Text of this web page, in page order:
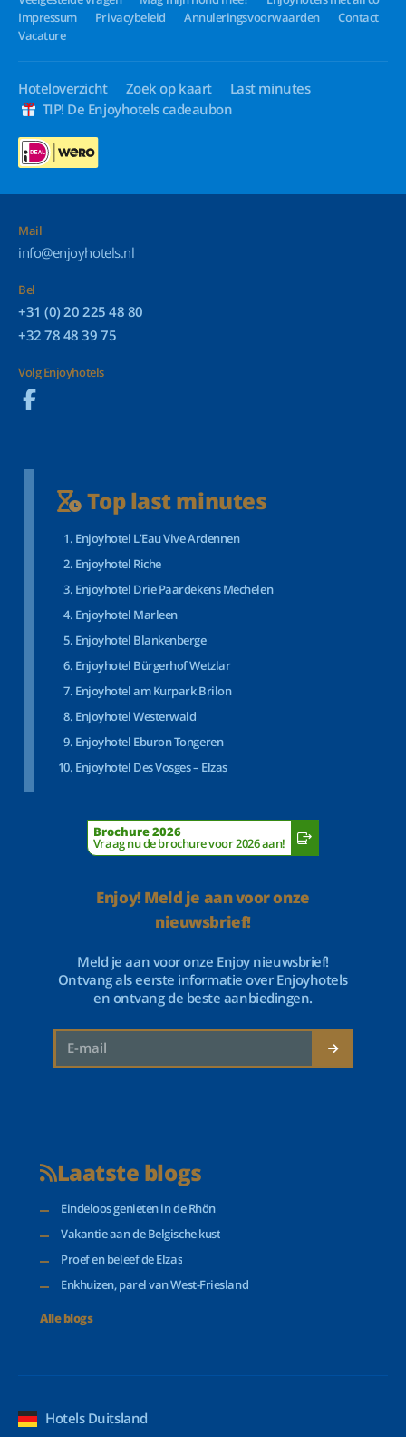
Impressum
Privacybeleid Annuleringsvoorwaarden
Contact
Vacature
Hoteloverzicht Zoek op kaart
Last minutes
TIP! De Enjoyhotels cadeaubon
Mail
info@enjoyhotels.nl
Bel
+31 (0) 20 225 48 80
+32 78 48 39 75
Volg Enjoyhotels
Top last minutes
Enjoyhotel L’Eau Vive Ardennen
Enjoyhotel Riche
Enjoyhotel Drie Paardekens Mechelen
Enjoyhotel Marleen
Enjoyhotel Blankenberge
Enjoyhotel Bürgerhof Wetzlar
Enjoyhotel am Kurpark Brilon
Enjoyhotel Westerwald
Enjoyhotel Eburon Tongeren
Enjoyhotel Des Vosges – Elzas
Brochure 2026
Vraag nu de brochure voor 2026 aan!
Enjoy! Meld je aan voor onze
nieuwsbrief!
Meld je aan voor onze Enjoy nieuwsbrief!
Ontvang als eerste informatie over Enjoyhotels
en ontvang de beste aanbiedingen.
Laatste blogs
Eindeloos genieten in de Rhön
Vakantie aan de Belgische kust
Proef en beleef de Elzas
Enkhuizen, parel van West-Friesland
Alle blogs
Hotels Duitsland